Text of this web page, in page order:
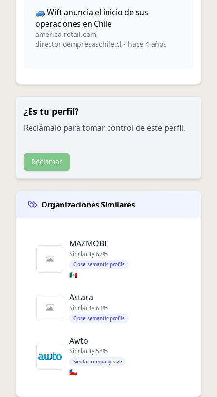
🚙 Wift anuncia el inicio de sus
operaciones en Chile
america-retail.com,
directorioempresaschile.cl - hace 4 años
¿Es tu perfil?
Reclámalo para tomar control de este perfil.
Reclamar
Organizaciones Similares
MAZMOBI
Similarity67%
Close semantic profile
🇲🇽
Astara
Similarity63%
Close semantic profile
Awto
Similarity 58%
Similar company size
🇨🇱